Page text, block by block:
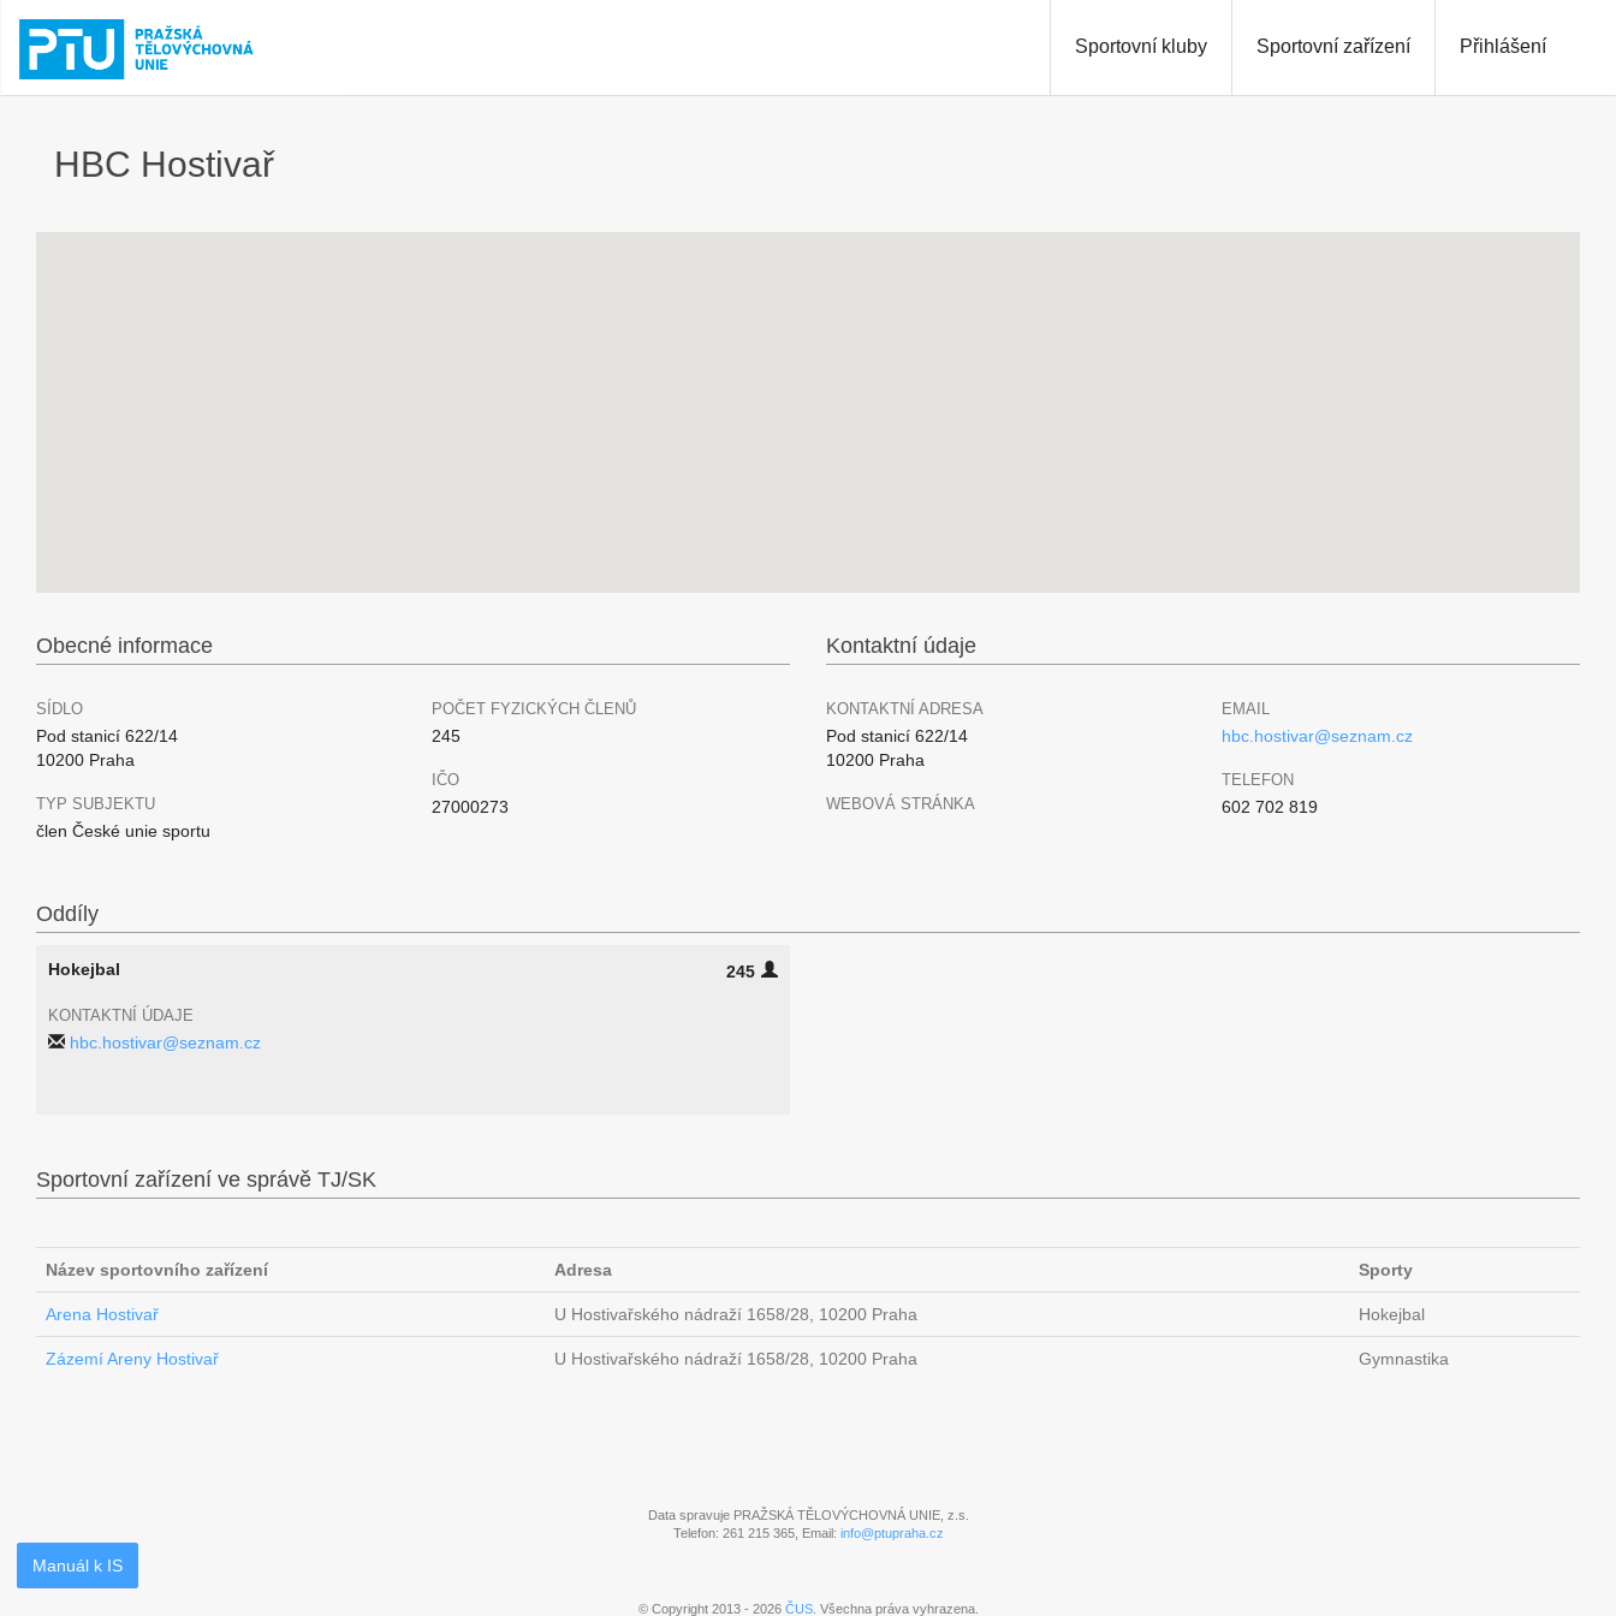
Přihlášení
Sportovní kluby Sportovní zařízení
HBC Hostivař
Obecné informace
SÍDLO
Pod stanicí 622/14
10200 Praha
TYP SUBJEKTU
člen České unie sportu
POČET FYZICKÝCH ČLENŮ
245
IČO
27000273
Kontaktní údaje
KONTAKTNÍ ADRESA
Pod stanicí 622/14
10200 Praha
WEBOVÁ STRÁNKA
EMAIL
hbc.hostivar@seznam.cz
TELEFON
602 702 819
Oddíly
Hokejbal 245
KONTAKTNÍ ÚDAJE
hbc.hostivar@seznam.cz
Sportovní zařízení ve správě TJ/SK
Název sportovního zařízení Adresa Sporty
Arena Hostivař U Hostivařského nádraží 1658/28, 10200 Praha Hokejbal
Zázemí Areny Hostivař U Hostivařského nádraží 1658/28, 10200 Praha Gymnastika
Data spravuje PRAŽSKÁ TĚLOVÝCHOVNÁ UNIE, z.s.
Telefon: 261 215 365, Email: info@ptupraha.cz
Manuál k IS
© Copyright 2013 - 2026 ČUS. Všechna práva vyhrazena.